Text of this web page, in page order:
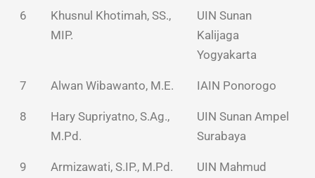
6
Khusnul Khotimah, SS.,
MIP.
UIN Sunan
Kalijaga
Yogyakarta
7 Alwan Wibawanto, M.E. IAIN Ponorogo
8
Hary Supriyatno, S.Ag.,
M.Pd.
UIN Sunan Ampel
Surabaya
9 Armizawati, S.IP., M.Pd.
UIN Mahmud